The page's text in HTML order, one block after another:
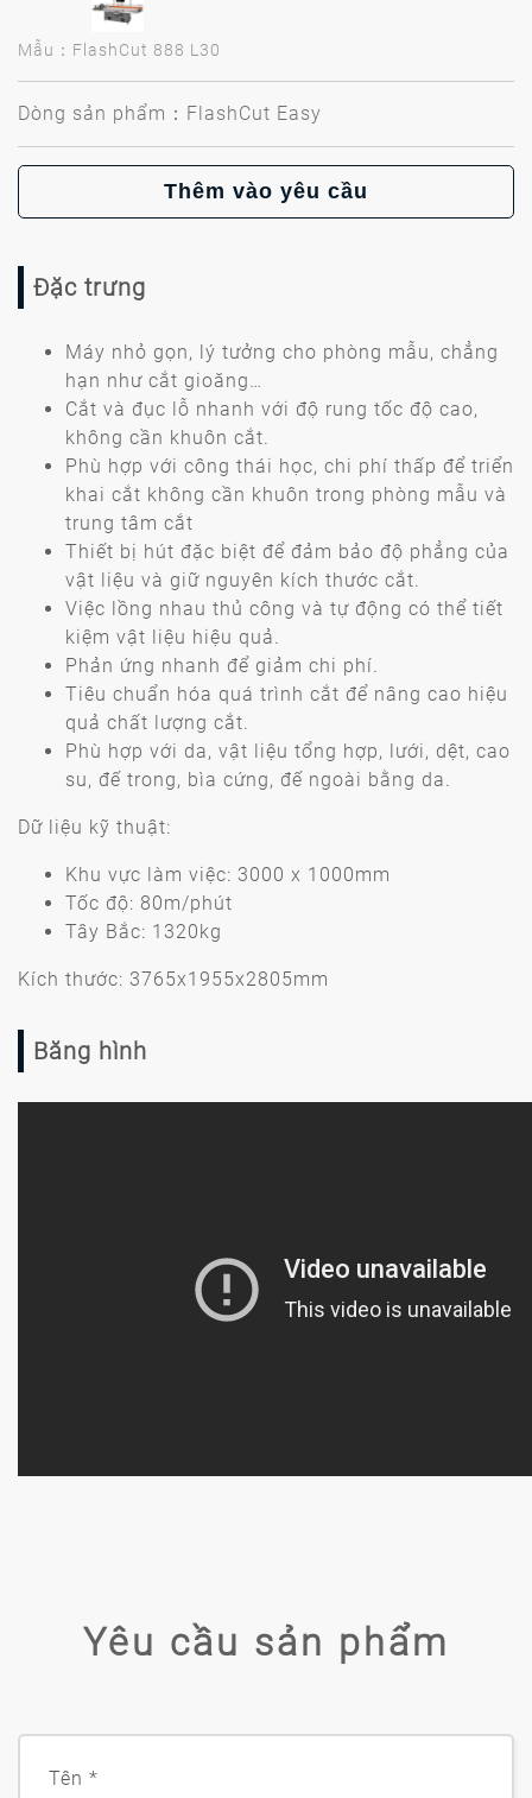
Mẫu：FlashCut 888 L30
Dòng sản phẩm：FlashCut Easy
Thêm vào yêu cầu
Đặc trưng
Máy nhỏ gọn, lý tưởng cho phòng mẫu, chẳng
hạn như cắt gioăng…
Cắt và đục lỗ nhanh với độ rung tốc độ cao,
không cần khuôn cắt.
Phù hợp với công thái học, chi phí thấp để triển
khai cắt không cần khuôn trong phòng mẫu và
trung tâm cắt
Thiết bị hút đặc biệt để đảm bảo độ phẳng của
vật liệu và giữ nguyên kích thước cắt.
Việc lồng nhau thủ công và tự động có thể tiết
kiệm vật liệu hiệu quả.
Phản ứng nhanh để giảm chi phí.
Tiêu chuẩn hóa quá trình cắt để nâng cao hiệu
quả chất lượng cắt.
Phù hợp với da, vật liệu tổng hợp, lưới, dệt, cao
su, đế trong, bìa cứng, đế ngoài bằng da.
Dữ liệu kỹ thuật:
Khu vực làm việc: 3000 x 1000mm
Tốc độ: 80m/phút
Tây Bắc: 1320kg
Kích thước: 3765x1955x2805mm
Băng hình
Yêu cầu sản phẩm
Tên *